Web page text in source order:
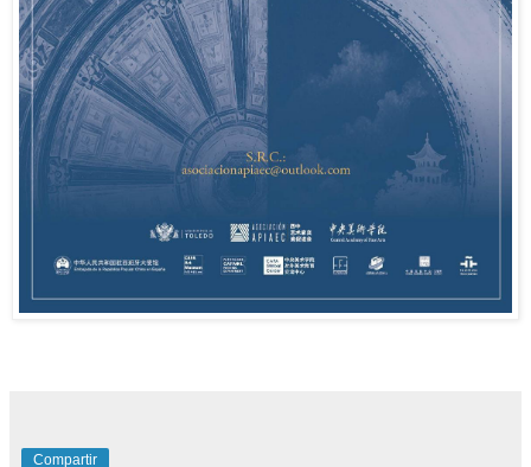
Compartir